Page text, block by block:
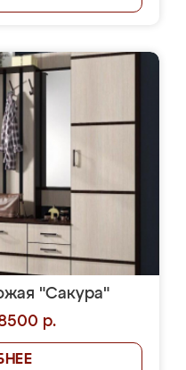
"Сакура"
р.